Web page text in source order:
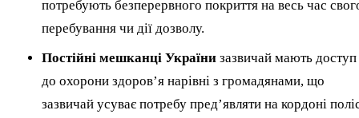
потребують безперервного покриття на весь час
перебування чи дії дозволу.
Постійні мешканці України зазвичай мають доступ
до охорони здоров’я нарівні з громадянами, що
зазвичай усуває потребу пред’являти на кордоні